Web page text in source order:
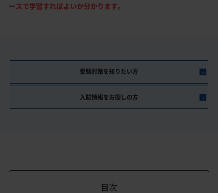
ースで学習すればよいか分かります。
受験対策を知りたい方
入試情報をお探しの方
目次